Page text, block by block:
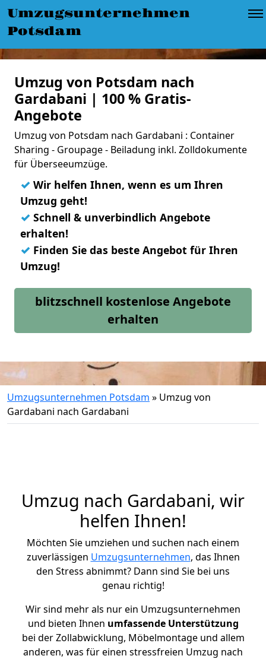
Umzugsunternehmen
Potsdam
Umzug von Potsdam nach
Gardabani | 100 % Gratis-
Angebote
Umzug von Potsdam nach Gardabani : Container
Sharing - Groupage - Beiladung inkl. Zolldokumente
für Überseeumzüge.
✓ Wir helfen Ihnen, wenn es um Ihren
Umzug geht!
✓ Schnell & unverbindlich Angebote
erhalten!
✓ Finden Sie das beste Angebot für Ihren
Umzug!
blitzschnell kostenlose Angebote
erhalten
Umzugsunternehmen Potsdam » Umzug von
Gardabani nach Gardabani
Umzug nach Gardabani, wir
helfen Ihnen!
Möchten Sie umziehen und suchen nach einem
zuverlässigen Umzugsunternehmen, das Ihnen
den Stress abnimmt? Dann sind Sie bei uns
genau richtig!
Wir sind mehr als nur ein Umzugsunternehmen
und bieten Ihnen umfassende Unterstützung
bei der Zollabwicklung, Möbelmontage und allem
anderen, was für einen stressfreien Umzug nach